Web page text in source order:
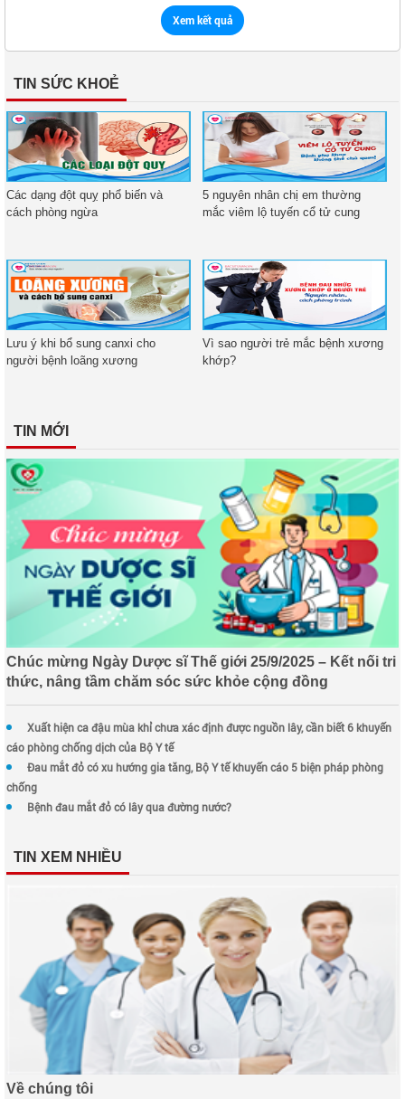
Xem kết quả
TIN SỨC KHOẺ
Các dạng đột quỵ phổ biến và
cách phòng ngừa
5 nguyên nhân chị em thường
mắc viêm lộ tuyến cổ tử cung
Lưu ý khi bổ sung canxi cho
người bệnh loãng xương
Vì sao người trẻ mắc bệnh xương
khớp?
TIN MỚI
Chúc mừng Ngày Dược sĩ Thế giới 25/9/2025 – Kết nối tri
thức, nâng tầm chăm sóc sức khỏe cộng đồng
Xuất hiện ca đậu mùa khỉ chưa xác định được nguồn lây, cần biết 6 khuyến
cáo phòng chống dịch của Bộ Y tế
Đau mắt đỏ có xu hướng gia tăng, Bộ Y tế khuyến cáo 5 biện pháp phòng
chống
Bệnh đau mắt đỏ có lây qua đường nước?
TIN XEM NHIỀU
Về chúng tôi